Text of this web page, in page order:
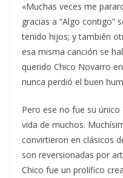
«Muchas veces me
gracias a “Algo contigo”
tenido hijos; y también
esa misma canción se
querido Chico Novarro
nunca perdió el buen
Pero ese no fue su
vida de muchos.
convirtieron en clásicos
son reversionadas por
Chico fue un prolífico